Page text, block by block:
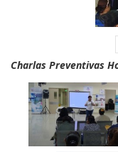
Charlas Preventivas